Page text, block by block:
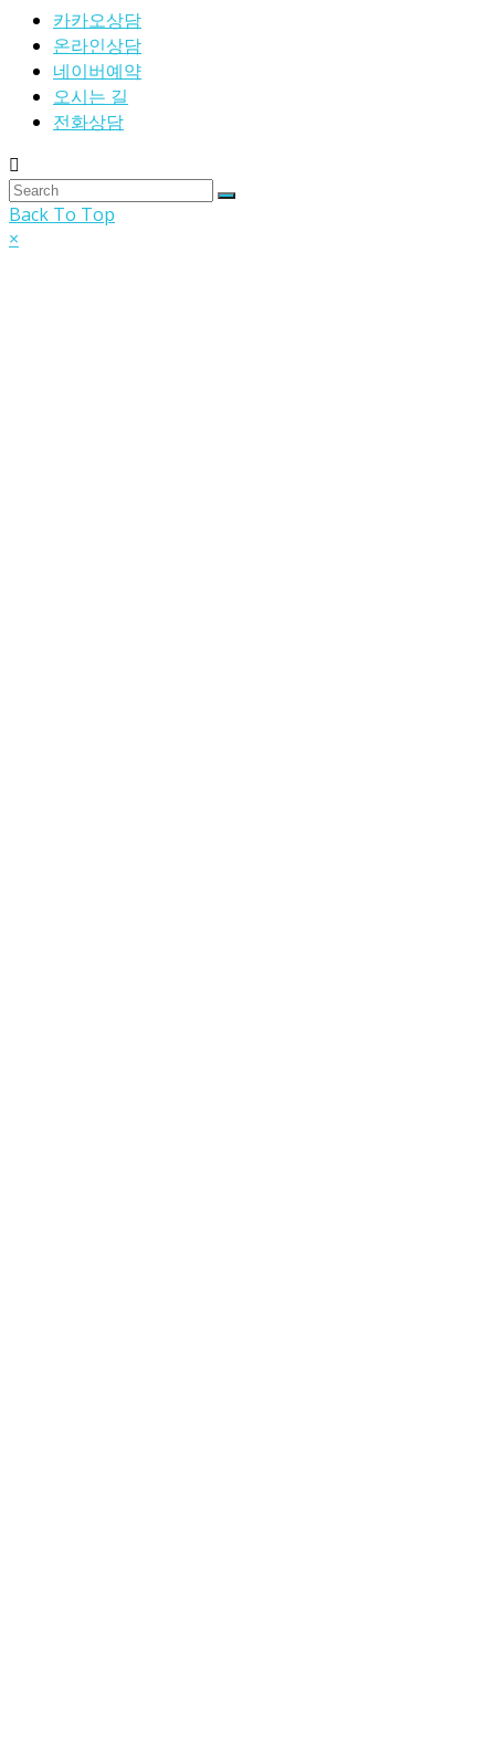
카카오상담
온라인상담
네이버예약
오시는 길
전화상담
Back To Top
×